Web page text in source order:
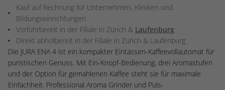
Kauf auf Rechnung für Unternehmen, Kliniken und
Bildungseinrichtungen
Vorführbereit in der Filiale in Zürich & Laufenburg
Direkt abholbereit in der Filiale in Zürich & Laufenburg
Die JURA ENA 4 ist ein kompakter Eintassen-Kaffeevollautomat für
puristischen Genuss. Mit Ein-Knopf-Bedienung, drei Aromastufen
und der Option für gemahlenen Kaffee steht sie für maximale
Einfachheit. Professional Aroma Grinder und Puls-